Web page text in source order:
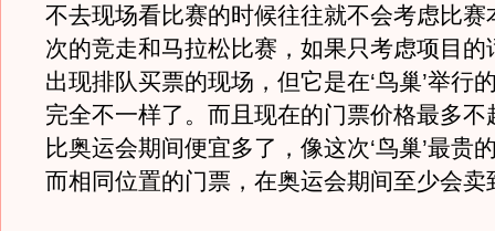
不去现场看比赛的时候往往就不会考虑比赛
次的竞走和马拉松比赛，如果只考虑项目的
出现排队买票的现场，但它是在‘鸟巢’举行
完全不一样了。而且现在的门票价格最多不
比奥运会期间便宜多了，像这次‘鸟巢’最贵
而相同位置的门票，在奥运会期间至少会卖